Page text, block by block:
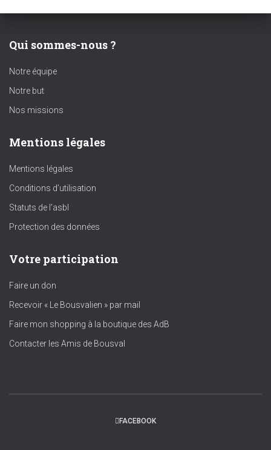
Qui sommes-nous ?
Notre équipe
Notre but
Nos missions
Mentions légales
Mentions légales
Conditions d’utilisation
Statuts de l’asbl
Protection des données
Votre participation
Faire un don
Recevoir « Le Bousvalien » par mail
Faire mon shopping à la boutique des AdB
Contacter les Amis de Bousval
FACEBOOK